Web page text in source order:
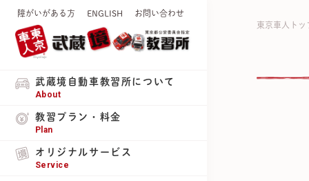
障がいがある方 ENGLISH お問い合わせ
武蔵境自動車教習所について
About
教習プラン・料金
Plan
オリジナルサービス
Service
東京車人トッ